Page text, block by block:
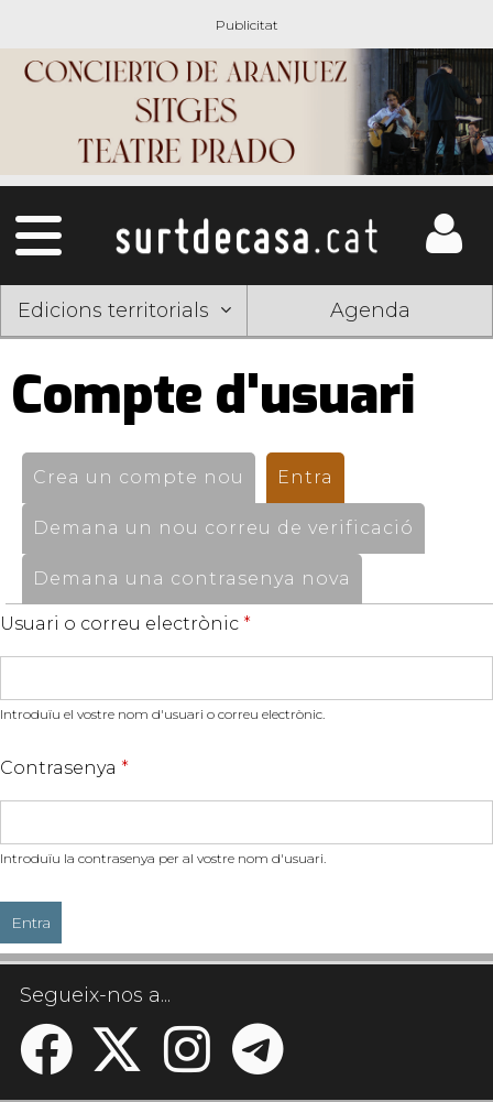
Edicions territorials Agenda
Compte d'usuari
Pestanyes
primàries
Crea un compte nou Entra
Demana un nou correu de verificació
Demana una contrasenya nova
Usuari o correu electrònic *
Introduïu el vostre nom d'usuari o correu electrònic.
Contrasenya *
Introduïu la contrasenya per al vostre nom d'usuari.
Segueix-nos a...